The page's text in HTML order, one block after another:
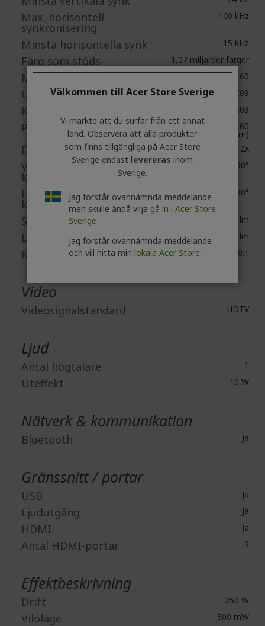
Max. horisontell
synkronisering
100 kHz
Minsta horisontella synk 15 kHz
Färg som stöds 1,07 miljarder färger
Maximal upplösning 3840 x 2160
Ursprungligt bildformat 16:09
Kompatibelt bildformat 4:03
Projektionsavstånd 1.15 till 1.5 (2006,60
mm@2000 mm)
Digital Zoom 2x
Vertikal keystone-
korrigering
-30°/+30°
Horisontell keystone-
korrigering
-30°/+30°
Standardläge 5000 lm
Låg ljusstyrka 4000 lm
Kontrast 50,000:1
Video
Videosignalstandard HDTV
Ljud
Antal högtalare 1
Uteffekt 10 W
Nätverk & kommunikation
Bluetooth Ja
Gränssnitt / portar
USB Ja
Ljudutgång Ja
HDMI Ja
Antal HDMI-portar 3
Effektbeskrivning
Drift 250 W
Viloläge 500 mW
Välkommen till Acer Store Sverige
Vi märkte att du surfar från ett annat
land. Observera att alla produkter
som finns tillgängliga på Acer Store
Sverige endast levereras inom
Sverige.
Jag förstår ovannämnda meddelande
men skulle ändå vilja gå in i Acer Store
Sverige
Jag förstår ovannämnda meddelande
och vill hitta min lokala Acer Store.